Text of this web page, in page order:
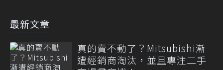
最新文章
真的賣不動了？Mitsubishi漸
遭經銷商淘汰，並且專注二手